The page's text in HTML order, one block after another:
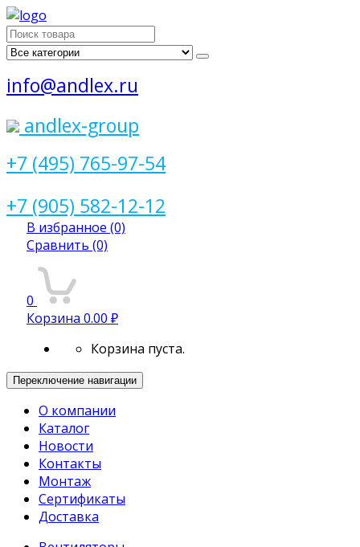
Поиск
для:
info@andlex.ru
andlex-group
+7 (495) 765-97-54
+7 (905) 582-12-12
В избранное (0)
Сравнить (0)
0
Корзина 0.00 ₽
Корзина пуста.
Переключение навигации
О компании
Каталог
Новости
Контакты
Монтаж
Сертификаты
Доставка